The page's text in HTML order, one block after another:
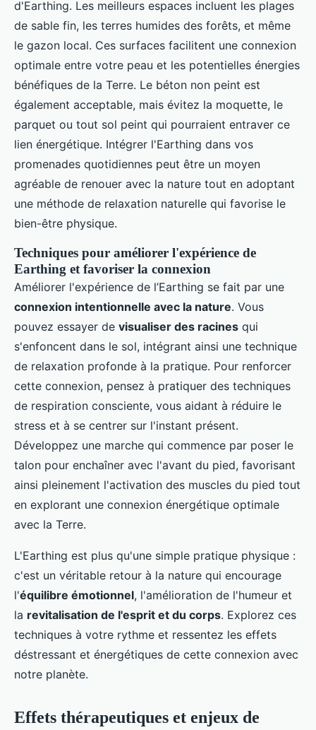
d'Earthing. Les meilleurs espaces incluent les plages
de sable fin, les terres humides des forêts, et même
le gazon local. Ces surfaces facilitent une connexion
optimale entre votre peau et les potentielles énergies
bénéfiques de la Terre. Le béton non peint est
également acceptable, mais évitez la moquette, le
parquet ou tout sol peint qui pourraient entraver ce
lien énergétique. Intégrer l'Earthing dans vos
promenades quotidiennes peut être un moyen
agréable de renouer avec la nature tout en adoptant
une méthode de relaxation naturelle qui favorise le
bien-être physique.
Techniques pour améliorer l'expérience de
Earthing et favoriser la connexion
Améliorer l'expérience de l’Earthing se fait par une
connexion intentionnelle avec la nature. Vous
pouvez essayer de visualiser des racines qui
s'enfoncent dans le sol, intégrant ainsi une technique
de relaxation profonde à la pratique. Pour renforcer
cette connexion, pensez à pratiquer des techniques
de respiration consciente, vous aidant à réduire le
stress et à se centrer sur l'instant présent.
Développez une marche qui commence par poser le
talon pour enchaîner avec l'avant du pied, favorisant
ainsi pleinement l'activation des muscles du pied tout
en explorant une connexion énergétique optimale
avec la Terre.
L'Earthing est plus qu'une simple pratique physique :
c'est un véritable retour à la nature qui encourage
l'équilibre émotionnel, l'amélioration de l'humeur et
la revitalisation de l'esprit et du corps. Explorez ces
techniques à votre rythme et ressentez les effets
déstressant et énergétiques de cette connexion avec
notre planète.
Effets thérapeutiques et enjeux de